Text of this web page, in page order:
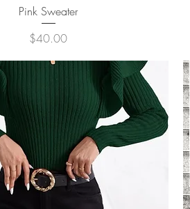
クイックビュー
Pink Sweater
価格
$40.00